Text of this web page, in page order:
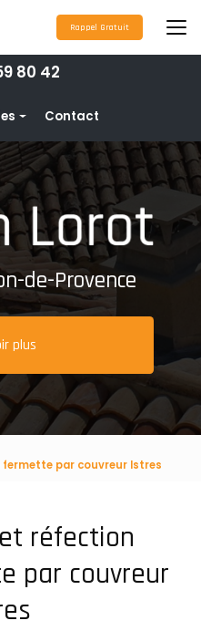
80 42
toiture
de façade
toiture
gouttières
Contact
Rappel Gratuit
de-Provence
plus
par couvreur Istres
réfection
par couvreur